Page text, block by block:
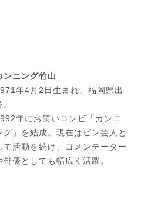
ンニング竹山
年4月2日生まれ。福岡県出
年にお笑いコンビ「カンニ
グ」を結成。現在はピン芸人と
て活動を続け、コメンテーター
俳優としても幅広く活躍。